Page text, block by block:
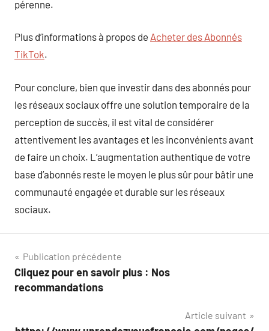
pérenne.
Plus d’informations à propos de Acheter des Abonnés
TikTok.
Pour conclure, bien que investir dans des abonnés pour
les réseaux sociaux offre une solution temporaire de la
perception de succès, il est vital de considérer
attentivement les avantages et les inconvénients avant
de faire un choix. L’augmentation authentique de votre
base d’abonnés reste le moyen le plus sûr pour bâtir une
communauté engagée et durable sur les réseaux
sociaux.
Navigation
de
Publication précédente
Cliquez pour en savoir plus : Nos
recommandations
Article suivant